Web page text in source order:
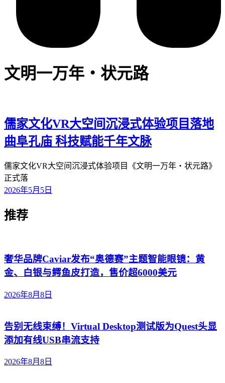
文明一万年・状元路
儒家文化VR大空间沉浸式体验项目落地
曲阜孔庙 科技赋能千年文脉
儒家文化VR大空间沉浸式体验项目《文明一万年・状元路》
正式落
2026年5月5日
推荐
奢华品牌Caviar发布“奥德赛”主题智能眼镜：黄
金、白银与鳄鱼皮打造，售价超6000美元
2026年8月8日
告别无线束缚！Virtual Desktop测试版为Quest头显
添加有线USB串流支持
2026年8月8日